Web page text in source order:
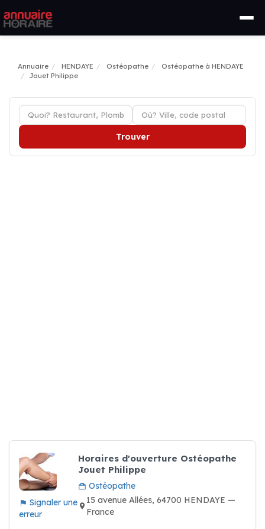
Annuaire HENDAYE Ostéopathe
Ostéopathe à HENDAYE
Jouet Philippe
Trouver
Signaler une
erreur
Horaires d'ouverture Ostéopathe
Jouet Philippe
Ostéopathe
15 avenue Allées, 64700 HENDAYE —
France